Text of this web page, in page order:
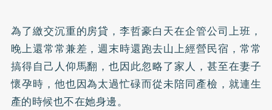
為了繳交沉重的房貸，李哲豪白天在企管公司上班，
晚上還常常兼差，週末時還跑去山上經營民宿，常常
搞得自己人仰馬翻，也因此忽略了家人，甚至在妻子
懷孕時，他也因為太過忙碌而從未陪同產檢，就連生
產的時候也不在她身邊。